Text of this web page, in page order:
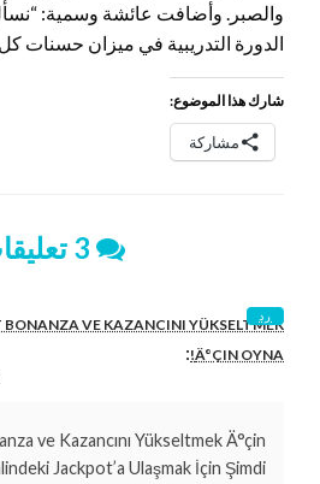
والصبر. وأضافت عائشة وسمية:
الدورة التدريبية في ميزان حسنات
شارك هذا الموضوع:
مشاركة
BONANZA VE KAZANCINI YÜKSELTMEK
Ä°ÇIN OYNA!
:
ve Kazancını Yükseltmek Ä°çin
Jackpot’a Ulaşmak İçin Şimdi
رد